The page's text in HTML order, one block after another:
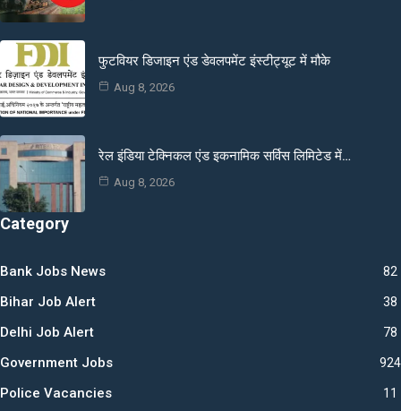
फुटवियर डिजाइन एंड डेवलपमेंट इंस्टीट्यूट में मौके
Aug 8, 2026
रेल इंडिया टेक्निकल एंड इकनामिक सर्विस लिमिटेड में…
Aug 8, 2026
Category
Bank Jobs News 82
Bihar Job Alert 38
Delhi Job Alert 78
Government Jobs 924
Police Vacancies 11